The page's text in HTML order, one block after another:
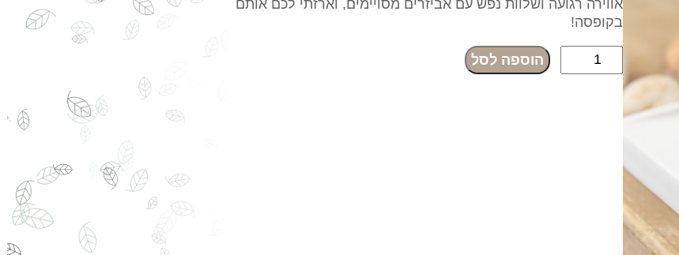
אווירה רגועה ושלוות נפש עם אביזרים מסויימים, וארזתי לכם אותם
בקופסה!
ר
הוספה לסל